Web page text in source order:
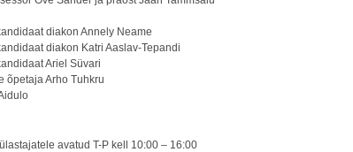
diakon Annely Neame
diakon Katri Aaslav-Tepandi
Ariel Süvari
õpetaja Arho Tuhkru
avatud T-P kell 10:00 – 16:00